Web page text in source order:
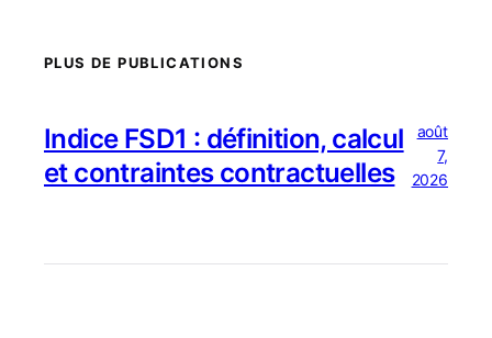
PLUS DE PUBLICATIONS
Indice FSD1 : définition, calcul
et contraintes contractuelles
août
7,
2026